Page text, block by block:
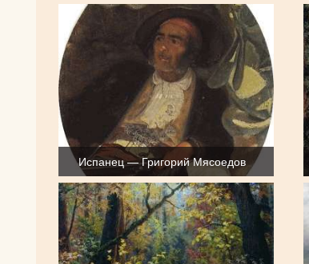
Испанец — Григорий Мясоедов